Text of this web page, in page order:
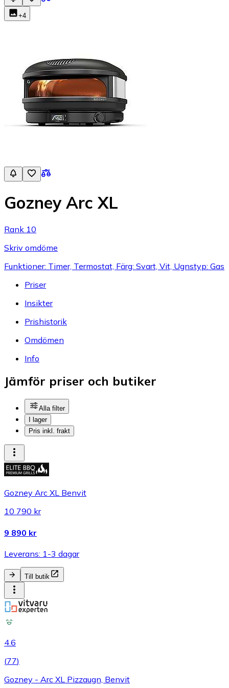
+4
Gozney Arc XL
Rank 10
Skriv omdöme
Funktioner: Timer, Termostat, Färg: Svart, Vit, Ugnstyp: Gas
Priser
Insikter
Prishistorik
Omdömen
Info
Jämför priser och butiker
Alla filter
I lager
Pris inkl. frakt
Gozney Arc XL Benvit
10 790 kr
9 890 kr
Leverans: 1-3 dagar
Till butik
4.6
(77)
Gozney - Arc XL Pizzaugn, Benvit